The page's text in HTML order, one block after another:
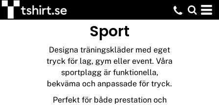
Sport
Designa träningskläder med eget
tryck för lag, gym eller event. Våra
sportplagg är funktionella,
bekväma och anpassade för tryck.
Perfekt för både prestation och
Standard
Datum tillagd